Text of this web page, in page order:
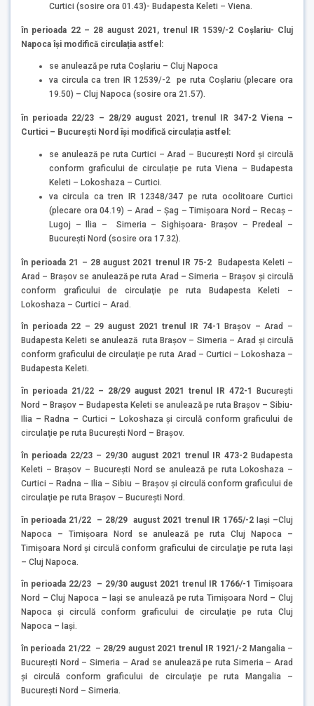
Curtici (sosire ora 01.43)- Budapesta Keleti – Viena.
în perioada 22 – 28 august 2021, trenul IR 1539/-2 Coșlariu- Cluj
Napoca își modifică circulația astfel:
se anulează pe ruta Coșlariu – Cluj Napoca
va circula ca tren IR 12539/-2 pe ruta Coșlariu (plecare ora
19.50) – Cluj Napoca (sosire ora 21.57).
în perioada 22/23 – 28/29 august 2021, trenul IR 347-2 Viena –
Curtici – București Nord își modifică circulația astfel:
se anulează pe ruta Curtici – Arad – București Nord și circulă
conform graficului de circulație pe ruta Viena – Budapesta
Keleti – Lokoshaza – Curtici.
va circula ca tren IR 12348/347 pe ruta ocolitoare Curtici
(plecare ora 04.19) – Arad – Șag – Timișoara Nord – Recaș –
Lugoj – Ilia – Simeria – Sighișoara- Brașov – Predeal –
București Nord (sosire ora 17.32).
în perioada 21 – 28 august 2021 trenul IR 75-2 Budapesta Keleti –
Arad – Brașov se anulează pe ruta Arad –Simeria – Brașov și circulă
conform graficului de circulaţie pe ruta Budapesta Keleti –
Lokoshaza – Curtici – Arad.
în perioada 22 – 29 august 2021 trenul IR 74-1 Brașov – Arad –
Budapesta Keleti se anulează ruta Brașov – Simeria – Arad și circulă
conform graficului de circulaţie pe ruta Arad – Curtici – Lokoshaza –
Budapesta Keleti.
în perioada 21/22 – 28/29 august 2021 trenul IR 472-1
București
Nord – Brașov – Budapesta Keleti se anulează pe ruta Brașov – Sibiu-
Ilia – Radna – Curtici – Lokoshaza și circulă conform graficului de
circulaţie pe ruta București Nord – Brașov.
în perioada 22/23 – 29/30 august 2021 trenul IR 473-2Budapesta
Keleti – Brașov – București Nord se anulează pe ruta Lokoshaza –
Curtici – Radna – Ilia – Sibiu – Brașov și circulă conform graficului de
circulaţie pe ruta Brașov – București Nord.
în perioada 21/22 – 28/29 august 2021 trenul IR 1765/-2 Iași –Cluj
Napoca – Timișoara Nord se anulează pe ruta Cluj Napoca –
Timișoara Nord și circulă conform graficului de circulaţie pe ruta Iași
– Cluj Napoca.
în perioada 22/23 – 29/30 august 2021 trenul IR 1766/-1 Timișoara
Nord – Cluj Napoca – Iași se anulează pe ruta Timișoara Nord – Cluj
Napoca și circulă conform graficului de circulaţie pe ruta Cluj
Napoca – Iași.
în perioada 21/22 – 28/29 august 2021 trenul IR 1921/-2 Mangalia –
București Nord – Simeria – Arad se anulează pe ruta Simeria – Arad
și circulă conform graficului de circulaţie pe ruta Mangalia –
București Nord – Simeria.